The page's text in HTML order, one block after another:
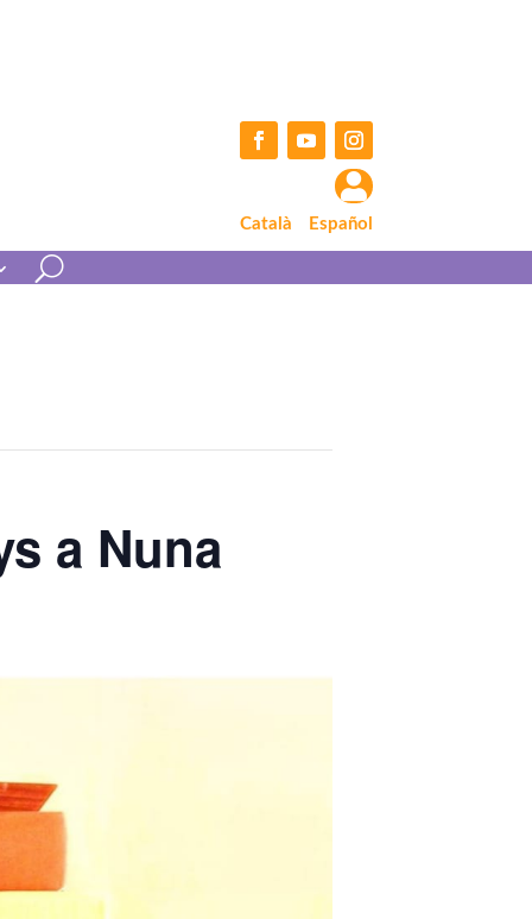
YouTubeInstagram

Català Español
a Nuna